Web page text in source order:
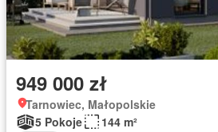
949 000 zł
Tarnowiec, Małopolskie
5 Pokoje
144 m²